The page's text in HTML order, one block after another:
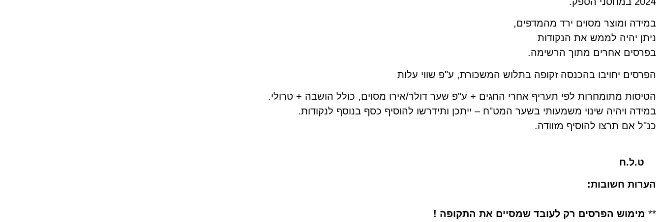
במידה ומוצר מסוים ירד מהמדפים,
ניתן יהיה לממש את הנקודות
בפרסים אחרים מתוך הרשימה.
הפרסים יחויבו בהכנסה זקופה בתלוש המשכורת, ע"פ שווי עלות
הטיסות מתומחרות לפי תעריף אחרי החגים + ע"פ שער דולר/אירו מסוים, כולל הושבה + טרולי.
במידה ויהיה שינוי משמעותי בשער המט"ח – ייתכן ותידרשו להוסיף כסף בנוסף לנקודות.
כנ"ל אם תרצו להוסיף מזוודה.
ט.ל.ח
הערות חשובות:
** מימוש הפרסים רק לעובד שמסיים את התקופה !